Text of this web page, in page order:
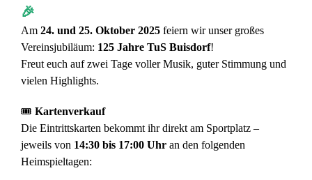
🎉
Am 24. und 25. Oktober 2025 feiern wir unser großes
Vereinsjubiläum: 125 Jahre TuS Buisdorf!
Freut euch auf zwei Tage voller Musik, guter Stimmung und
vielen Highlights.
🎟️ Kartenverkauf
Die Eintrittskarten bekommt ihr direkt am Sportplatz –
jeweils von 14:30 bis 17:00 Uhr an den folgenden
Heimspieltagen: